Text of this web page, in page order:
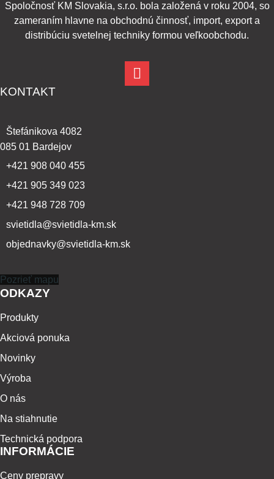
Spoločnosť KM Slovakia, s.r.o. bola založená v roku 2004, so
zameraním hlavne na obchodnú činnosť, import, export a
distribúciu svetelnej techniky formou veľkoobchodu.
KONTAKT
Štefánikova 4082
085 01 Bardejov
+421 908 040 455
+421 905 349 023
+421 948 728 709
svietidla@svietidla-km.sk
objednavky@svietidla-km.sk
Pozrieť mapu
ODKAZY
Produkty
Akciová ponuka
Novinky
Výroba
O nás
Na stiahnutie
Technická podpora
INFORMÁCIE
Ceny prepravy